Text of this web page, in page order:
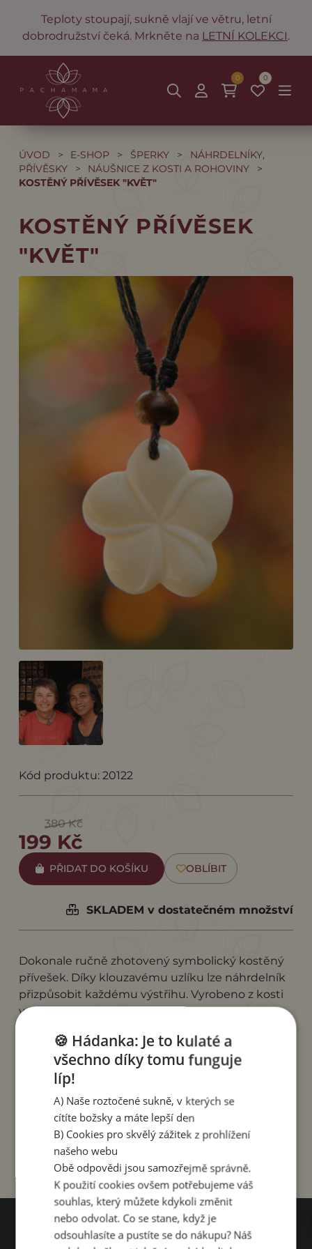
Teploty stoupají, sukně vlají ve větru, letní
dobrodružství čeká. Mrkněte na LETNÍ KOLEKCI.
0
0
ÚVOD > E-SHOP > ŠPERKY >
NÁHRDELNÍKY,
PŘÍVĚSKY
> NÁUŠNICE Z KOSTI A ROHOVINY
>
KOSTĚNÝ PŘÍVĚSEK "KVĚT"
KOSTĚNÝ PŘÍVĚSEK
"KVĚT"
Kód produktu: 20122
380 Kč
199 Kč
PŘIDAT DO KOŠÍKU OBLÍBIT
SKLADEM v dostatečném množství
Dokonale ručně zhotovený symbolický kostěný
přívešek. Díky klouzavému uzlíku lze náhrdelník
přizpůsobit každému výstřihu. Vyrobeno z kosti
vodního buvola.
Délka přívěsku: 2,8 cm.
Tento přívěsek vyrobil sympatický a zručný
umělec Gusti z Indonésie. Gusti vyřezává, maluje
a vyrábí všechny své šperky sám osobně.
Nemluví anglicky, my nemluvíme indonésky, ale
vždycky se domluvíme :)
🍪 Hádanka: Je to kulaté a
všechno díky tomu funguje
líp!
A) Naše roztočené sukně, v kterých se
cítíte božsky a máte lepší den
B) Cookies pro skvělý zážitek z prohlížení
našeho webu
Obě odpovědi jsou samozřejmě správně.
K použití cookies ovšem potřebujeme váš
souhlas, který můžete kdykoli změnit
nebo odvolat. Co se stane, když je
odsouhlasíte a pustíte se do nákupu? Náš